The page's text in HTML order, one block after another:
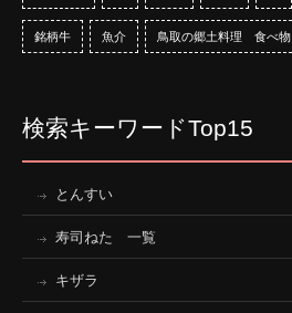
銘柄牛 魚介 鳥取の郷土料理 食べ物
検索キーワードTop15
とんすい
寿司ねた 一覧
キザラ